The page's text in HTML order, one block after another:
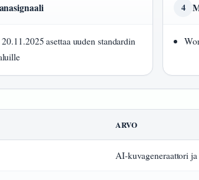
asettaa uuden standardin
4
ARVO
AI-kuvageneraattori